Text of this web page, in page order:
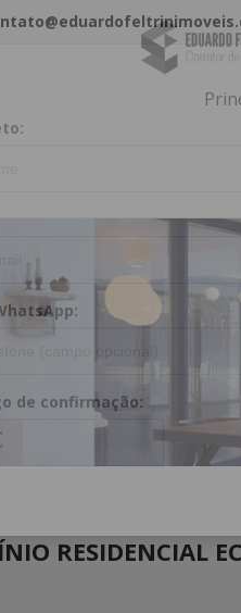
RESIDENCIAL
e receba nossas promoções!
de confirmação: